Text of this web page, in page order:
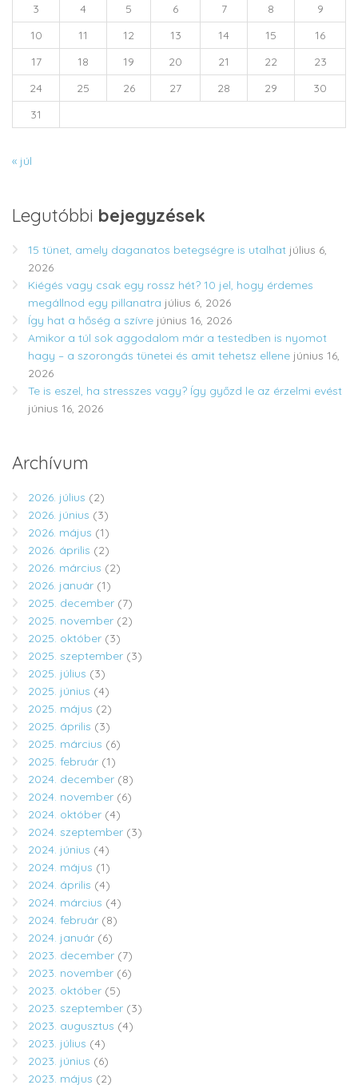
3
4 5 6 7 8
9
10
11 12 13 14 15
16
17
18 19 20 21 22
23
24
25 26 27 28 29
30
31
« júl
Legutóbbi bejegyzések
15 tünet, amely daganatos betegségre is utalhat július 6,
2026
Kiégés vagy csak egy rossz hét? 10 jel, hogy érdemes
megállnod egy pillanatra július 6, 2026
Így hat a hőség a szívre június 16, 2026
Amikor a túl sok aggodalom már a testedben is nyomot
hagy – a szorongás tünetei és amit tehetsz ellene június 16,
2026
Te is eszel, ha stresszes vagy? Így győzd le az érzelmi evést
június 16, 2026
Archívum
2026. július (2)
2026. június (3)
2026. május (1)
2026. április (2)
2026. március (2)
2026. január (1)
2025. december (7)
2025. november (2)
2025. október (3)
2025. szeptember (3)
2025. július (3)
2025. június (4)
2025. május (2)
2025. április (3)
2025. március (6)
2025. február (1)
2024. december (8)
2024. november (6)
2024. október (4)
2024. szeptember (3)
2024. június (4)
2024. május (1)
2024. április (4)
2024. március (4)
2024. február (8)
2024. január (6)
2023. december (7)
2023. november (6)
2023. október (5)
2023. szeptember (3)
2023. augusztus (4)
2023. július (4)
2023. június (6)
2023. május (2)